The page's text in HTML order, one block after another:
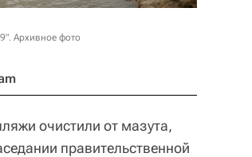
Архивное фото
очистили от мазута,
правительственной